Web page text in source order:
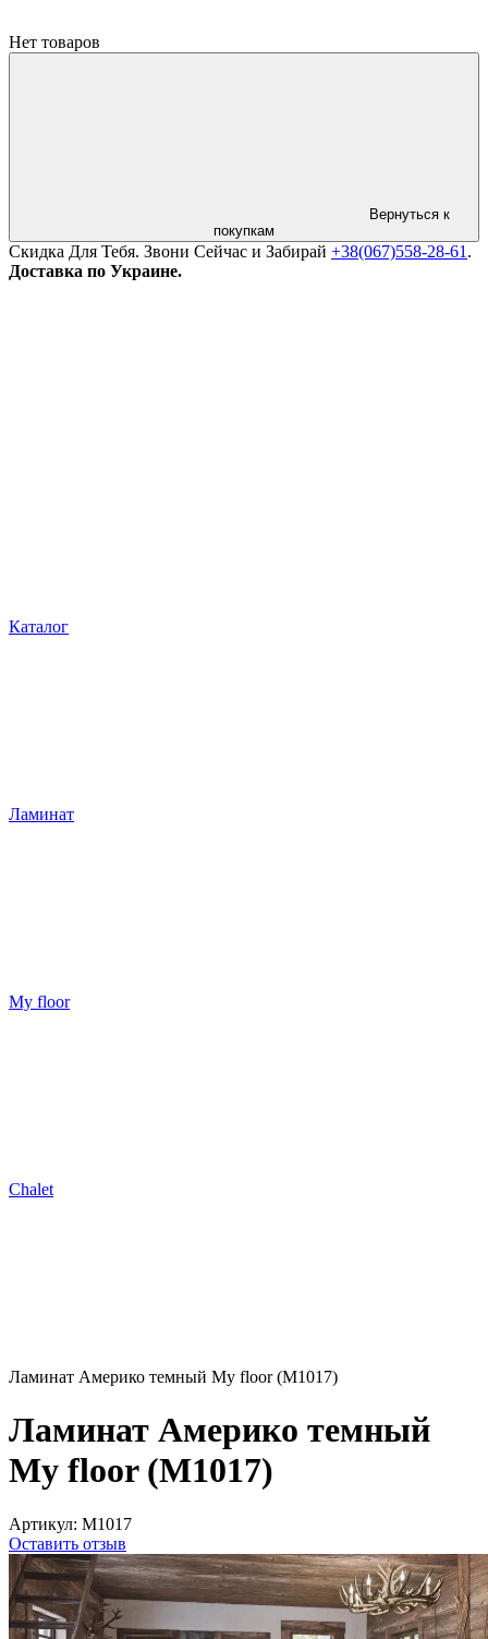
Нет товаров
Вернуться к
покупкам
Скидка Для Тебя. Звони Сейчас и Забирай +38(067)558-28-61 .
Доставка по Украине.
Каталог
Ламинат
My floor
Chalet
Ламинат Америко темный My floor (M1017)
Ламинат Америко темный
My floor (M1017)
Артикул: M1017
Оставить отзыв